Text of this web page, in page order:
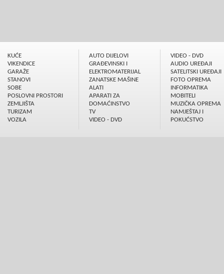
KUĆE
VIKENDICE
GARAŽE
STANOVI
SOBE
POSLOVNI PROSTORI
ZEMLJIŠTA
TURIZAM
VOZILA
AUTO DIJELOVI
GRAÐEVINSKI I
ELEKTROMATERIJAL
ZANATSKE MAŠINE
ALATI
APARATI ZA
DOMAĆINSTVO
TV
VIDEO - DVD
VIDEO - DVD
AUDIO UREÐAJI
SATELITSKI UREÐAJI
FOTO OPREMA
INFORMATIKA
MOBITELI
MUZIČKA OPREMA
NAMJEŠTAJ I
POKUĆSTVO